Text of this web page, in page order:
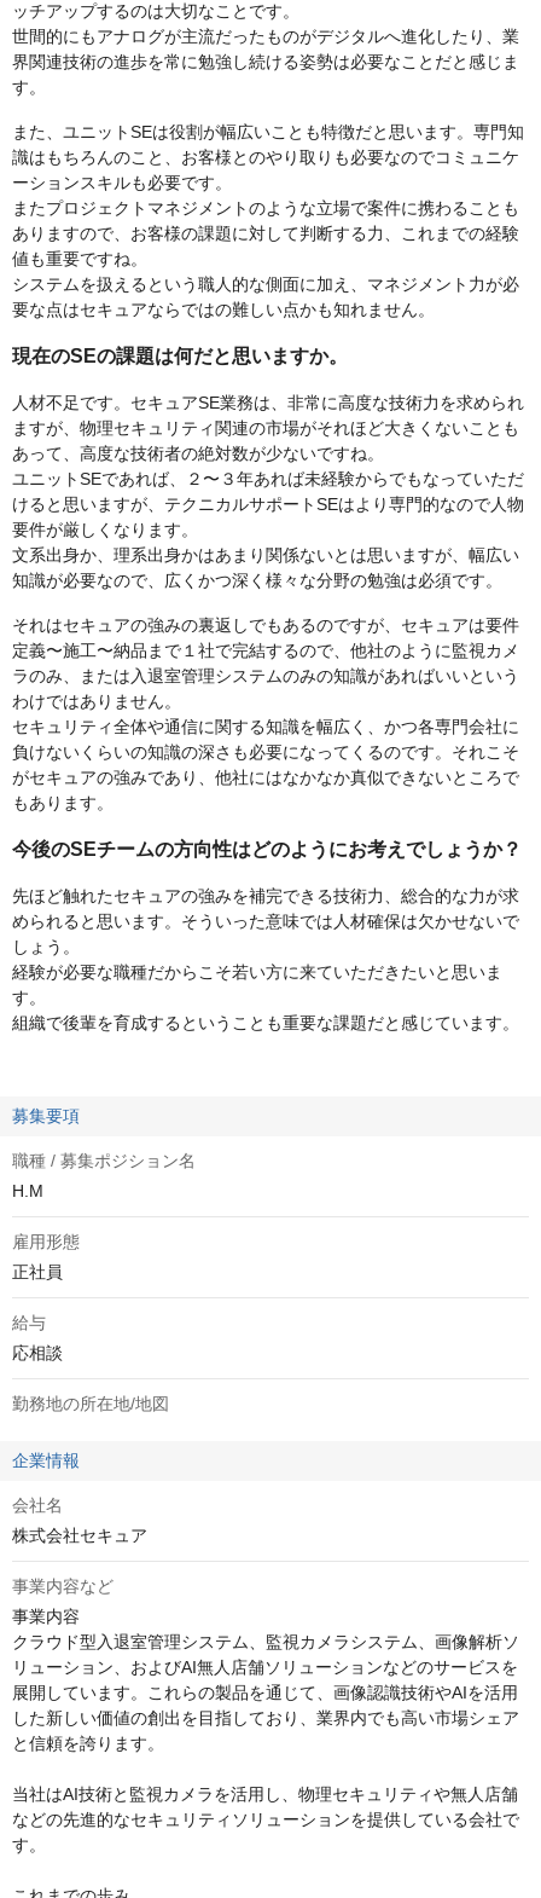
ッチアップするのは大切なことです。
世間的にもアナログが主流だったものがデジタルへ進化したり、業
界関連技術の進歩を常に勉強し続ける姿勢は必要なことだと感じま
す。
また、ユニットSEは役割が幅広いことも特徴だと思います。専門知
識はもちろんのこと、お客様とのやり取りも必要なのでコミュニケ
ーションスキルも必要です。
またプロジェクトマネジメントのような立場で案件に携わることも
ありますので、お客様の課題に対して判断する力、これまでの経験
値も重要ですね。
システムを扱えるという職人的な側面に加え、マネジメント力が必
要な点はセキュアならではの難しい点かも知れません。
現在のSEの課題は何だと思いますか。
人材不足です。セキュアSE業務は、非常に高度な技術力を求められ
ますが、物理セキュリティ関連の市場がそれほど大きくないことも
あって、高度な技術者の絶対数が少ないですね。
ユニットSEであれば、２〜３年あれば未経験からでもなっていただ
けると思いますが、テクニカルサポートSEはより専門的なので人物
要件が厳しくなります。
文系出身か、理系出身かはあまり関係ないとは思いますが、幅広い
知識が必要なので、広くかつ深く様々な分野の勉強は必須です。
それはセキュアの強みの裏返しでもあるのですが、セキュアは要件
定義〜施工〜納品まで１社で完結するので、他社のように監視カメ
ラのみ、または入退室管理システムのみの知識があればいいという
わけではありません。
セキュリティ全体や通信に関する知識を幅広く、かつ各専門会社に
負けないくらいの知識の深さも必要になってくるのです。それこそ
がセキュアの強みであり、他社にはなかなか真似できないところで
もあります。
今後のSEチームの方向性はどのようにお考えでしょうか？
先ほど触れたセキュアの強みを補完できる技術力、総合的な力が求
められると思います。そういった意味では人材確保は欠かせないで
しょう。
経験が必要な職種だからこそ若い方に来ていただきたいと思いま
す。
組織で後輩を育成するということも重要な課題だと感じています。
募集要項
職種 / 募集ポジション名
H.M
雇用形態
正社員
給与
応相談
勤務地の所在地/地図
企業情報
会社名
株式会社セキュア
事業内容など
事業内容
クラウド型入退室管理システム、監視カメラシステム、画像解析ソ
リューション、およびAI無人店舗ソリューションなどのサービスを
展開しています。これらの製品を通じて、画像認識技術やAIを活用
した新しい価値の創出を目指しており、業界内でも高い市場シェア
と信頼を誇ります。
当社はAI技術と監視カメラを活用し、物理セキュリティや無人店舗
などの先進的なセキュリティソリューションを提供している会社で
す。